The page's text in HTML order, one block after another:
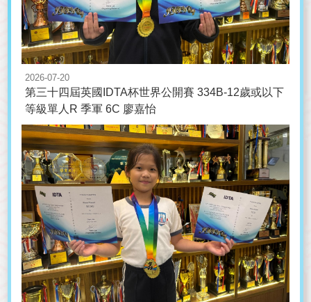
2026-07-20
第三十四屆英國IDTA杯世界公開賽 334B-12歲或以下
等級單人R 季軍 6C 廖嘉怡